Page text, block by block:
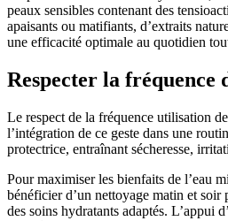
peaux sensibles contenant des
apaisants ou matifiants, d’extraits
une efficacité optimale au quotidien
Respecter la fréquence
Le respect de la fréquence utilisation
l’intégration de ce geste dans une
protectrice, entraînant sécheresse,
Pour maximiser les bienfaits de l’eau
bénéficier d’un nettoyage matin et
des soins hydratants adaptés. L’appui